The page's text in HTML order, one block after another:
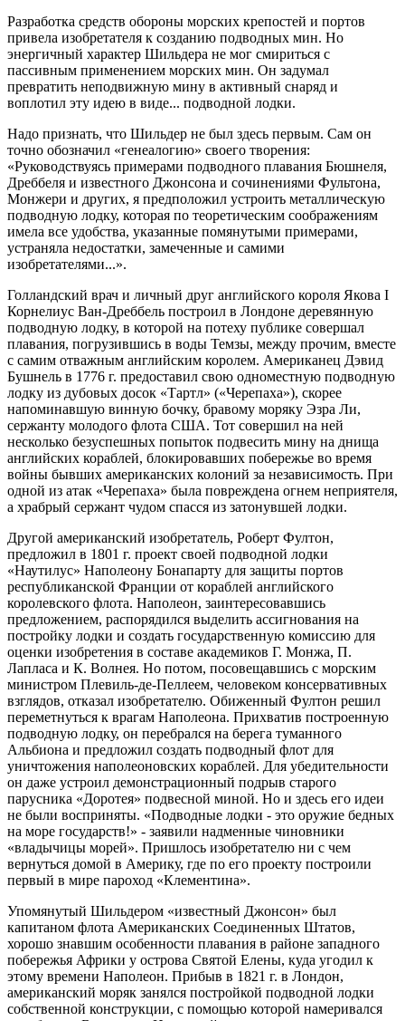
Разработка средств обороны морских крепостей и портов
привела изобретателя к созданию подводных мин. Но
энергичный характер Шильдера не мог смириться с
пассивным применением морских мин. Он задумал
превратить неподвижную мину в активный снаряд и
воплотил эту идею в виде... подводной лодки.
Надо признать, что Шильдер не был здесь первым. Сам он
точно обозначил «генеалогию» своего творения:
«Руководствуясь примерами подводного плавания Бюшнеля,
Дреббеля и известного Джонсона и сочинениями Фультона,
Монжери и других, я предположил устроить металлическую
подводную лодку, которая по теоретическим соображениям
имела все удобства, указанные помянутыми примерами,
устраняла недостатки, замеченные и самими
изобретателями...».
Голландский врач и личный друг английского короля Якова I
Корнелиус Ван-Дреббель построил в Лондоне деревянную
подводную лодку, в которой на потеху публике совершал
плавания, погрузившись в воды Темзы, между прочим, вместе
с самим отважным английским королем. Американец Дэвид
Бушнель в 1776 г. предоставил свою одноместную подводную
лодку из дубовых досок «Тартл» («Черепаха»), скорее
напоминавшую винную бочку, бравому моряку Эзра Ли,
сержанту молодого флота США. Тот совершил на ней
несколько безуспешных попыток подвесить мину на днища
английских кораблей, блокировавших побережье во время
войны бывших американских колоний за независимость. При
одной из атак «Черепаха» была повреждена огнем неприятеля,
а храбрый сержант чудом спасся из затонувшей лодки.
Другой американский изобретатель, Роберт Фултон,
предложил в 1801 г. проект своей подводной лодки
«Наутилус» Наполеону Бонапарту для защиты портов
республиканской Франции от кораблей английского
королевского флота. Наполеон, заинтересовавшись
предложением, распорядился выделить ассигнования на
постройку лодки и создать государственную комиссию для
оценки изобретения в составе академиков Г. Монжа, П.
Лапласа и К. Волнея. Но потом, посовещавшись с морским
министром Плевиль-де-Пеллеем, человеком консервативных
взглядов, отказал изобретателю. Обиженный Фултон решил
переметнуться к врагам Наполеона. Прихватив построенную
подводную лодку, он перебрался на берега туманного
Альбиона и предложил создать подводный флот для
уничтожения наполеоновских кораблей. Для убедительности
он даже устроил демонстрационный подрыв старого
парусника «Доротея» подвесной миной. Но и здесь его идеи
не были восприняты. «Подводные лодки - это оружие бедных
на море государств!» - заявили надменные чиновники
«владычицы морей». Пришлось изобретателю ни с чем
вернуться домой в Америку, где по его проекту построили
первый в мире пароход «Клементина».
Упомянутый Шильдером «известный Джонсон» был
капитаном флота Американских Соединенных Штатов,
хорошо знавшим особенности плавания в районе западного
побережья Африки у острова Святой Елены, куда угодил к
этому времени Наполеон. Прибыв в 1821 г. в Лондон,
американский моряк занялся постройкой подводной лодки
собственной конструкции, с помощью которой намеривался